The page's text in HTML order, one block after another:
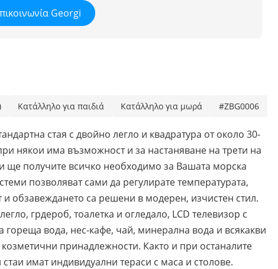
Georgi
Κατάλληλο για παιδιά Κατάλληλο για μωρά #ZBG0006
стая с двойно легло и квадратура от около 30-
някои има възможност и за настаняване на трети на
ще получите всичко необходимо за Вашата морска
позволяват сами да регулирате температурата,
обзавеждането са решени в модерен, изчистен стил.
грдероб, тоалетка и огледало, LCD телевизор с
вода, нес-кафе, чай, минерална вода и всякакви
принадлежности. Както и при останалите
имат индивидуални тераси с маса и столове.